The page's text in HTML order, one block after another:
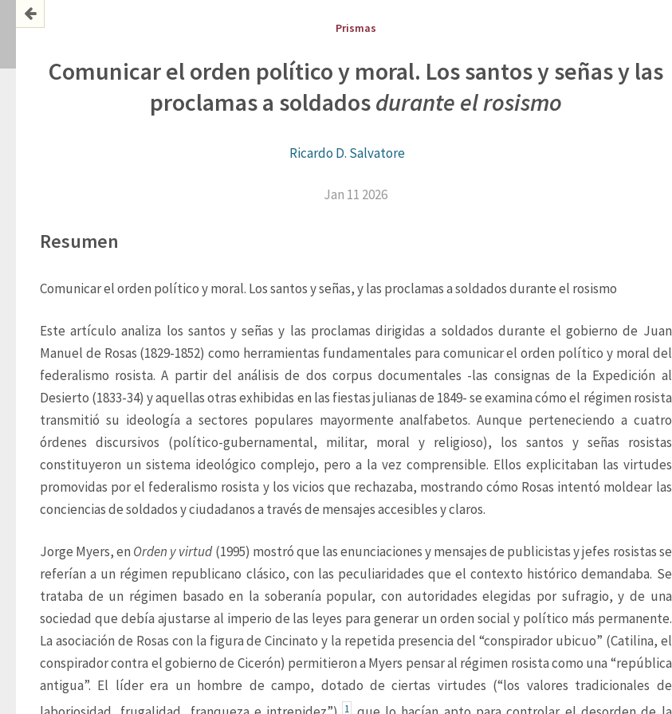
Prismas
Comunicar el orden político y moral. Los santos y señas y las
proclamas a soldadosdurante el rosismo
Ricardo D. Salvatore
Jan 11 2026
Resumen
Comunicar el orden político y moral. Los santos y señas, y las proclamas a soldados durante el rosismo
Este artículo analiza los santos y señas y las proclamas dirigidas a soldados durante el gobierno de Juan
Manuel de Rosas (1829-1852) como herramientas fundamentales para comunicar el orden político y moral del
federalismo rosista. A partir del análisis de dos corpus documentales -las consignas de la Expedición al
Desierto (1833-34) y aquellas otras exhibidas en las fiestas julianas de 1849- se examina cómo el régimen rosista
transmitió su ideología a sectores populares mayormente analfabetos. Aunque perteneciendo a cuatro
órdenes discursivos (político-gubernamental, militar, moral y religioso), los santos y señas rosistas
constituyeron un sistema ideológico complejo, pero a la vez comprensible. Ellos explicitaban las virtudes
promovidas por el federalismo rosista y los vicios que rechazaba, mostrando cómo Rosas intentó moldear las
conciencias de soldados y ciudadanos a través de mensajes accesibles y claros.
Jorge Myers, en Orden y virtud (1995) mostró que las enunciaciones y mensajes de publicistas y jefes rosistas se
referían a un régimen republicano clásico, con las peculiaridades que el contexto histórico demandaba. Se
trataba de un régimen basado en la soberanía popular, con autoridades elegidas por sufragio, y de una
sociedad que debía ajustarse al imperio de las leyes para generar un orden social y político más permanente.
La asociación de Rosas con la figura de Cincinato y la repetida presencia del “conspirador ubicuo” (Catilina, el
conspirador contra el gobierno de Cicerón) permitieron a Myers pensar al régimen rosista como una “república
antigua”. El líder era un hombre de campo, dotado de ciertas virtudes (“los valores tradicionales de
1